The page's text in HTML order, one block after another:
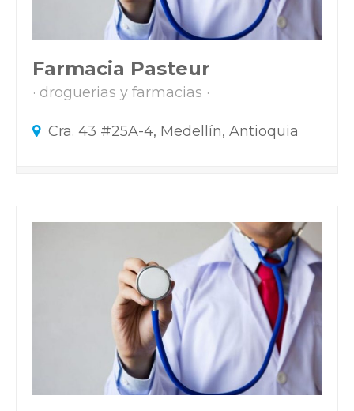
Farmacia Pasteur
droguerias y farmacias
Cra. 43 #25A-4, Medellín, Antioquia